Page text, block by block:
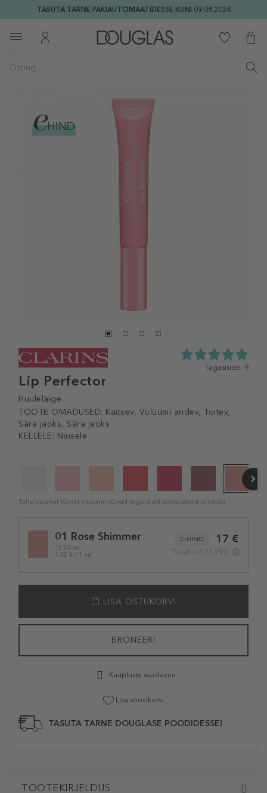
TASUTA TARNE PAKIAUTOMAATIDESSE KUNI 09.08.2026
Lip Perfector
Huuleläige
TOOTE OMADUSED: Kaitsev, Volüümi andev, Toitev,
Sära jaoks, Sära jaoks
KELLELE: Naisele
4.9
tagasisidest
Tagasiside: 9
Tähelepanu! Värvid ekraanil võivad tegelikust tootevärvist erineda.
variation01 Rose Shimmer
12.00 ml
1,42 € / 1 ml
17 €
E-HIND
Tavahind 23,99 €
LISA OSTUKORVI
BRONEERI
Kaupluste saadavus
Lisa soovikorvi
TASUTA TARNE DOUGLASE POODIDESSE!
TOOTEKIRJELDUS